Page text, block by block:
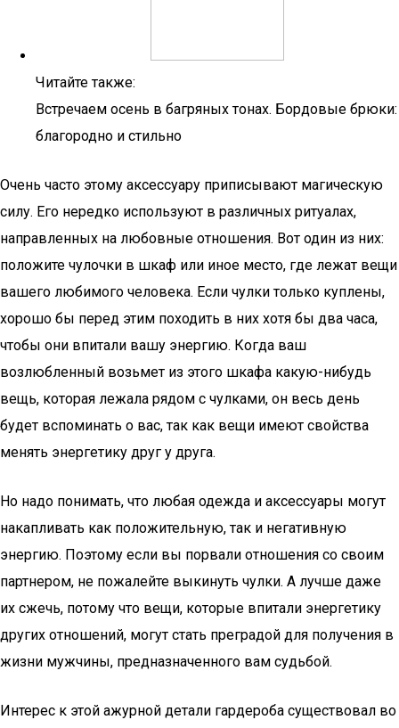
Читайте также:
Встречаем осень в багряных тонах. Бордовые брюки:
благородно и стильно
Очень часто этому аксессуару приписывают магическую
силу. Его нередко используют в различных ритуалах,
направленных на любовные отношения. Вот один из них:
положите чулочки в шкаф или иное место, где лежат вещи
вашего любимого человека. Если чулки только куплены,
хорошо бы перед этим походить в них хотя бы два часа,
чтобы они впитали вашу энергию. Когда ваш
возлюбленный возьмет из этого шкафа какую-нибудь
вещь, которая лежала рядом с чулками, он весь день
будет вспоминать о вас, так как вещи имеют свойства
менять энергетику друг у друга.
Но надо понимать, что любая одежда и аксессуары могут
накапливать как положительную, так и негативную
энергию. Поэтому если вы порвали отношения со своим
партнером, не пожалейте выкинуть чулки. А лучше даже
их сжечь, потому что вещи, которые впитали энергетику
других отношений, могут стать преградой для получения в
жизни мужчины, предназначенного вам судьбой.
Интерес к этой ажурной детали гардероба существовал во